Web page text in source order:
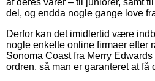
del, og endda nogle gange love
Derfor kan det imidlertid være
nogle enkelte online firmaer efter
Sonoma Coast fra Merry
ordren, så man er garanteret at få